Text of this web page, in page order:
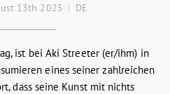
13th 2025 DE
ist bei Aki Streeter (er/ihm) in
eines seiner zahlreichen
dass seine Kunst mit nichts